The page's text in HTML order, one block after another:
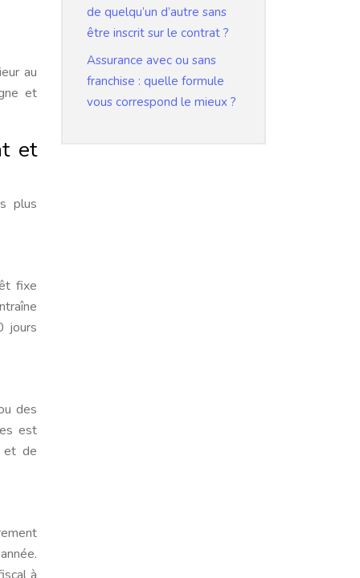
au
et
et
plus
fixe
jours
des
est
et de
de quelqu’un d’autre sans
être inscrit sur le contrat ?
Assurance avec ou sans
franchise : quelle formule
vous correspond le mieux ?